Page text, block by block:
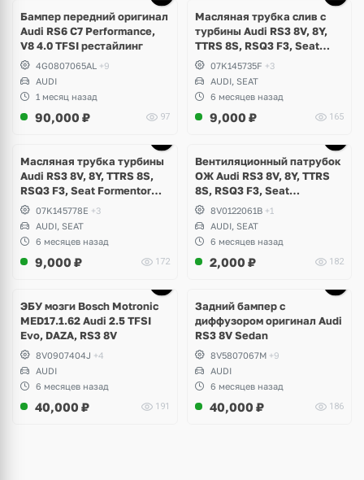
Бампер передний оригинал
Audi RS6 C7 Performance,
V8 4.0 TFSI рестайлинг
4G0807065AL
+9
AUDI
1 месяц назад
90,000 ₽ 97
Масляная трубка слив с
турбины Audi RS3 8V, 8Y,
TTRS 8S, RSQ3 F3, Seat
Formentor Cupra 2.5 TFSI
Evo, DAZA, DNWA, DNWB
07K145735F +3
AUDI, SEAT
6 месяцев назад
9,000 ₽ 165
Масляная трубка турбины
Audi RS3 8V, 8Y, TTRS 8S,
RSQ3 F3, Seat Formentor
Cupra 2.5 TFSI Evo, DAZA,
DNWA, DNWB
07K145778E +3
AUDI, SEAT
6 месяцев назад
9,000 ₽ 172
Вентиляционный патрубок
ОЖ Audi RS3 8V, 8Y, TTRS
8S, RSQ3 F3, Seat
Formentor Cupra 2.5 TFSI
Evo, DAZA, DNWA, DNWB
8V0122061B +1
AUDI, SEAT
6 месяцев назад
2,000 ₽ 182
ЭБУ мозги Bosch Motronic
MED17.1.62 Audi 2.5 TFSI
Evo, DAZA, RS3 8V
8V0907404J +4
AUDI
6 месяцев назад
40,000 ₽ 191
Задний бампер с
диффузором оригинал Audi
RS3 8V Sedan
8V5807067M +9
AUDI
6 месяцев назад
40,000 ₽ 186